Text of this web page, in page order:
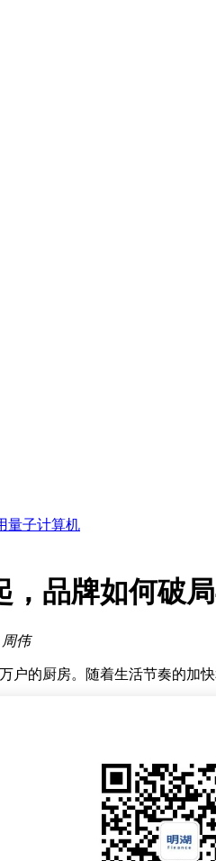
果链女王”？
子计算机
展
申购 品牌如何破
伟
户的厨房。随着生活节奏的
的重要分支，火锅食材近年
将目光投向家庭消费市场，试
品牌凭借门店扩张和会员增
者愈强”的格局，标志着火锅食
品质、安全性和品牌口碑
渠道并优化品牌营销策略。